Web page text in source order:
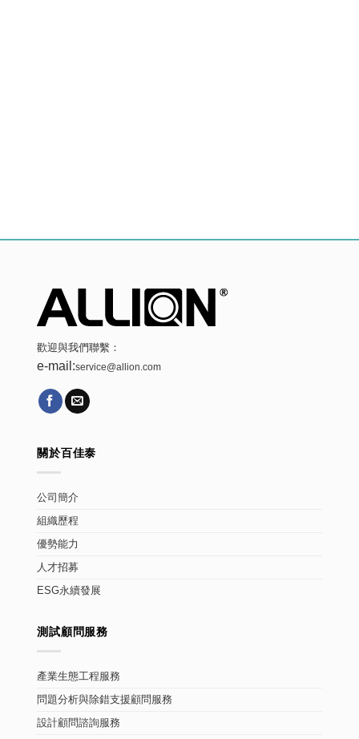
歡迎與我們聯繫：
e-mail:service@allion.com
關於百佳泰
公司簡介
組織歷程
優勢能力
人才招募
ESG永續發展
測試顧問服務
產業生態工程服務
問題分析與除錯支援顧問服務
設計顧問諮詢服務